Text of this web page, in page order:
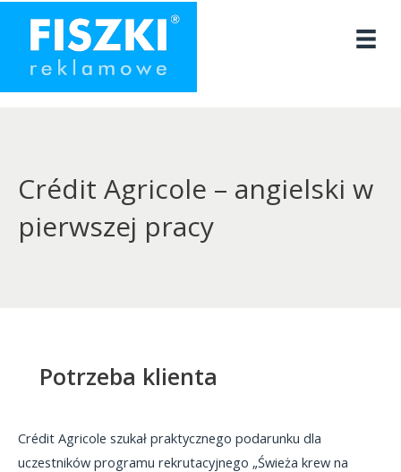
Crédit Agricole – angielski w
pierwszej pracy
Potrzeba klienta
Crédit Agricole szukał praktycznego podarunku dla
uczestników programu rekrutacyjnego „Świeża krew na